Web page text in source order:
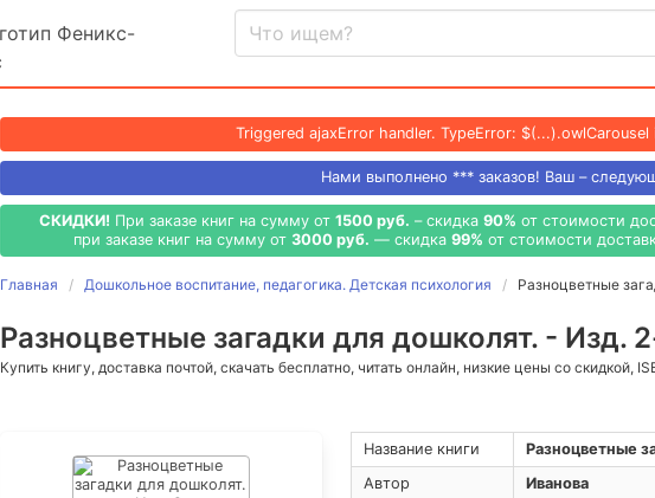
Triggered ajaxError handler. TypeError:
Нами выполнено *** заказов! Ваш –
СКИДКИ! При заказе книг на сумму от 1500 руб. – скидка 90% от стоимости
при заказе книг на сумму от 3000 руб. — скидка 99% от стоимости
Главная Дошкольное воспитание, педагогика. Детская психология Разноцветные
Разноцветные загадки для дошколят. - Изд.
Купить книгу, доставка почтой, скачать бесплатно, читать онлайн, низкие цены со скидкой,
Название книги
Разноцветные
Автор
Иванова